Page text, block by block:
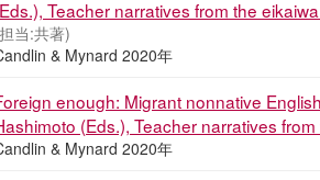
Teacher narratives from the
当:共著)
& Mynard 2020年
enough: Migrant nonnative
(Eds.), Teacher narratives
& Mynard 2020年